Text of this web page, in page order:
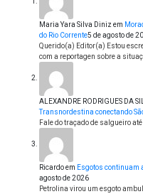
Maria Yara Silva Diniz em
do Rio Corrente5 de agosto de
Querido(a) Editor(a) Estou
com a reportagen sobre a
ALEXANDRE RODRIGUES DA
Transnordestina conectando
Fale do traçado de salgueiro
Ricardoem Esgotos continuam
agosto de 2026
Petrolina virou um esgoto